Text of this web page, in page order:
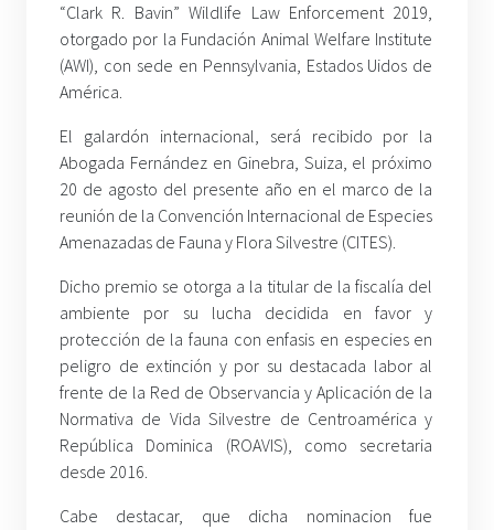
“Clark R. Bavin” Wildlife Law Enforcement 2019,
otorgado por la Fundación Animal Welfare Institute
(AWI), con sede en Pennsylvania, Estados Uidos de
América.
El galardón internacional, será recibido por la
Abogada Fernández en Ginebra, Suiza, el próximo
20 de agosto del presente año en el marco de la
reunión de la Convención Internacional de Especies
Amenazadas de Fauna y Flora Silvestre (CITES).
Dicho premio se otorga a la titular de la fiscalía del
ambiente por su lucha decidida en favor y
protección de la fauna con enfasis en especies en
peligro de extinción y por su destacada labor al
frente de la Red de Observancia y Aplicación de la
Normativa de Vida Silvestre de Centroamérica y
República Dominica (ROAVIS), como secretaria
desde 2016.
Cabe destacar, que dicha nominacion fue